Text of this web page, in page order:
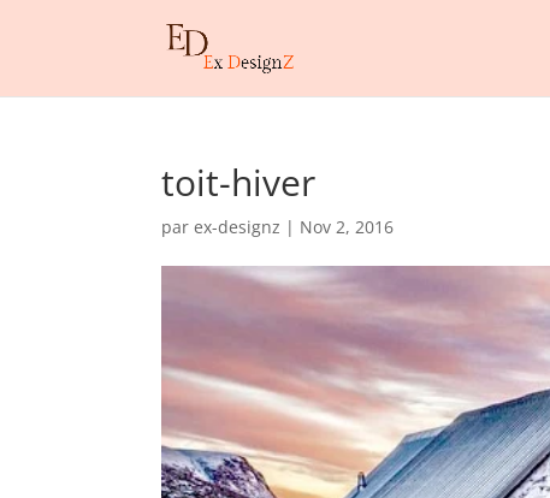
toit-hiver
parex-designz | Nov 2, 2016